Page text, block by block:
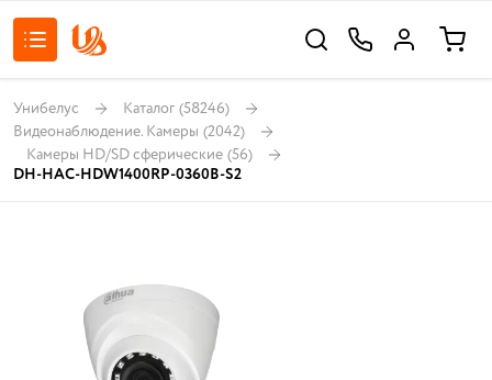
Унибелус Каталог (58246)
Видеонаблюдение. Камеры (2042)
Камеры HD/SD сферические (56)
DH-HAC-HDW1400RP-0360B-S2